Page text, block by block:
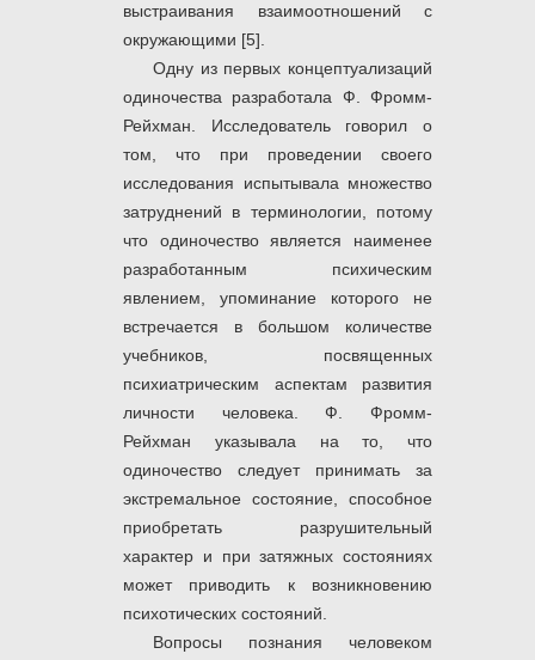
выстраивания взаимоотношений с
окружающими [5].
Одну из первых концептуализаций
одиночества разработала Ф. Фромм-
Рейхман. Исследователь говорил о
том, что при проведении своего
исследования испытывала множество
затруднений в терминологии, потому
что одиночество является наименее
разработанным психическим
явлением, упоминание которого не
встречается в большом количестве
учебников, посвященных
психиатрическим аспектам развития
личности человека. Ф. Фромм-
Рейхман указывала на то, что
одиночество следует принимать за
экстремальное состояние, способное
приобретать разрушительный
характер и при затяжных состояниях
может приводить к возникновению
психотических состояний.
Вопросы познания человеком